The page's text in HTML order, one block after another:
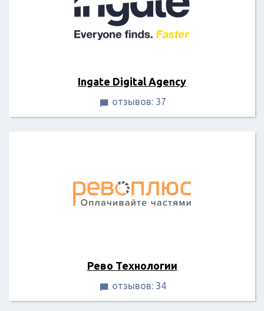
Ingate Digital Agency
 отзывов: 37
Рево Технологии
 отзывов: 34